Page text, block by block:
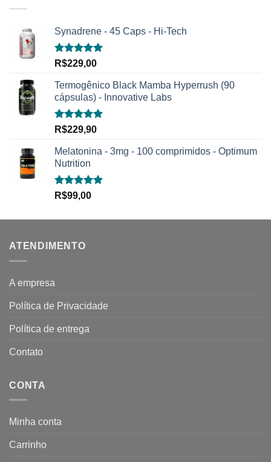
Synadrene - 45 Caps - Hi-Tech
Avaliação
R$229,00
Termogênico Black Mamba Hyperrush (90
cápsulas) - Innovative Labs
Avaliação
R$229,90
Melatonina - 3mg - 100 comprimidos - Optimum
Nutrition
Avaliação
R$99,00
ATENDIMENTO
A empresa
Política de Privacidade
Política de entrega
Contato
CONTA
Minha conta
Carrinho